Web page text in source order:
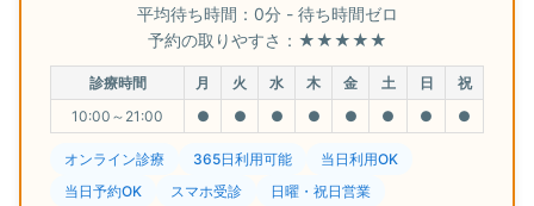
平均待ち時間：0分 - 待ち時間ゼロ
予約の取りやすさ：★★★★★
診療時間 月 火 水 木 金 土 日
祝
10:00～21:00
● ● ● ● ● ● ● ●
オンライン診療 365日利用可能
当日利用OK
当日予約OK
スマホ受診
日曜・祝日営業